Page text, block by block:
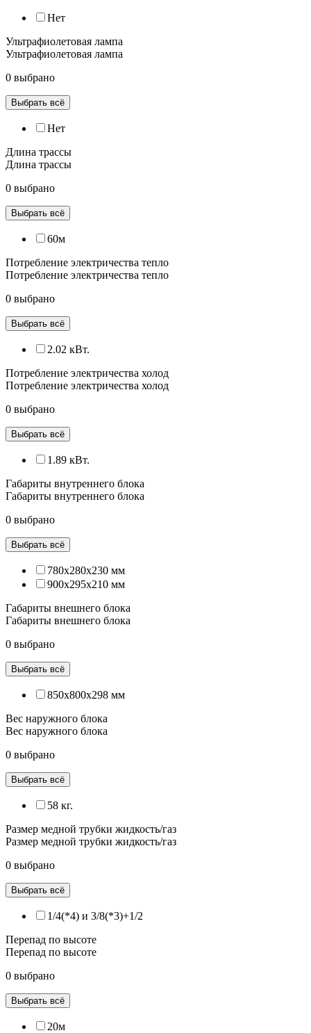
Нет
Ультрафиолетовая лампа
Ультрафиолетовая лампа
0 выбрано
Выбрать всё
Нет
Длина трассы
Длина трассы
0 выбрано
Выбрать всё
60м
Потребление электричества тепло
Потребление электричества тепло
0 выбрано
Выбрать всё
2.02 кВт.
Потребление электричества холод
Потребление электричества холод
0 выбрано
Выбрать всё
1.89 кВт.
Габариты внутреннего блока
Габариты внутреннего блока
0 выбрано
Выбрать всё
780x280x230 мм
900x295x210 мм
Габариты внешнего блока
Габариты внешнего блока
0 выбрано
Выбрать всё
850x800x298 мм
Вес наружного блока
Вес наружного блока
0 выбрано
Выбрать всё
58 кг.
Размер медной трубки жидкость/газ
Размер медной трубки жидкость/газ
0 выбрано
Выбрать всё
1/4(*4) и 3/8(*3)+1/2
Перепад по высоте
Перепад по высоте
0 выбрано
Выбрать всё
20м